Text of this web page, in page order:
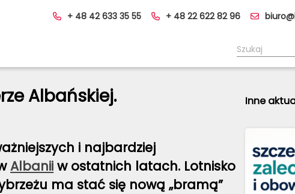
+ 48 42 633 35 55 + 48 22 622 82 96
Albańskiej.
i najbardziej
Albanii w ostatnich latach. Lotnisko
ma stać się nową „bramą”
Inne